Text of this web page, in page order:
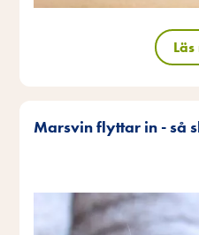
Marsvin flyttar in - så